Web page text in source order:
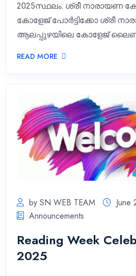
2025സ്ഥലം: ശ്രീ നാരായണ
കോളേജ് പോർട്ടിക്കോ ശ്രീ
ആലപ്പുഴയിലെ കോളേജ്
READ MORE
by SN WEB TEAM
June
Announcements
Reading Week
2025